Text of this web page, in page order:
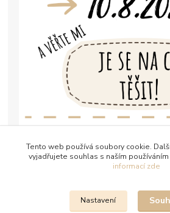
Tento web používá soubory cookie.
vyjadřujete souhlas s naším
informací zde
Nastavení